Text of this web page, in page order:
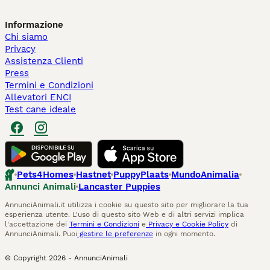
Informazione
Chi siamo
Privacy
Assistenza Clienti
Press
Termini e Condizioni
Allevatori ENCI
Test cane ideale
Pets4Homes Hastnet PuppyPlaats MundoAnimalia
Annunci Animali Lancaster Puppies
AnnunciAnimali.it utilizza i cookie su questo sito per migliorare la tua
esperienza utente. L'uso di questo sito Web e di altri servizi implica
l'accettazione dei Termini e Condizioni e Privacy e Cookie Policy di
AnnunciAnimali. Puoi gestire le preferenze in ogni momento.
© Copyright 2026 - AnnunciAnimali